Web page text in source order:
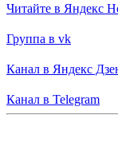
Читайте в Яндекс
Группа в vk
Канал в Яндекс
Канал в Telegram